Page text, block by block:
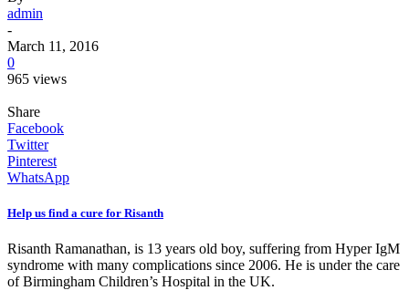
admin
-
March 11, 2016
0
965 views
Share
Facebook
Twitter
Pinterest
WhatsApp
Help us find a cure for Risanth
Risanth Ramanathan, is 13 years old boy, suffering from Hyper IgM
syndrome with many complications since 2006. He is under the care
of Birmingham Children’s Hospital in the UK.